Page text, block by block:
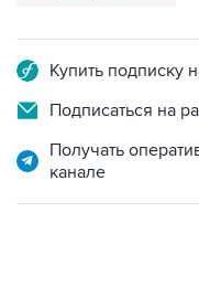
Купить подписку
Подписаться на
Получать
канале